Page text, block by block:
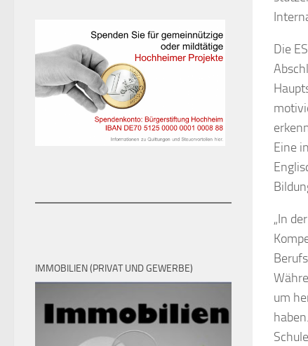
Die
Eine
„In
um
IMMOBILIEN (PRIVAT UND GEWERBE)